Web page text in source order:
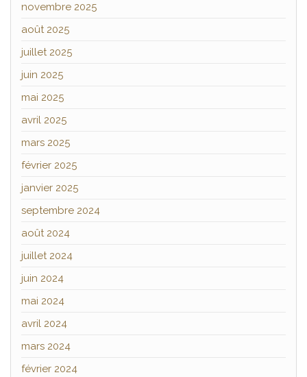
novembre 2025
août 2025
juillet 2025
juin 2025
mai 2025
avril 2025
mars 2025
février 2025
janvier 2025
septembre 2024
août 2024
juillet 2024
juin 2024
mai 2024
avril 2024
mars 2024
février 2024